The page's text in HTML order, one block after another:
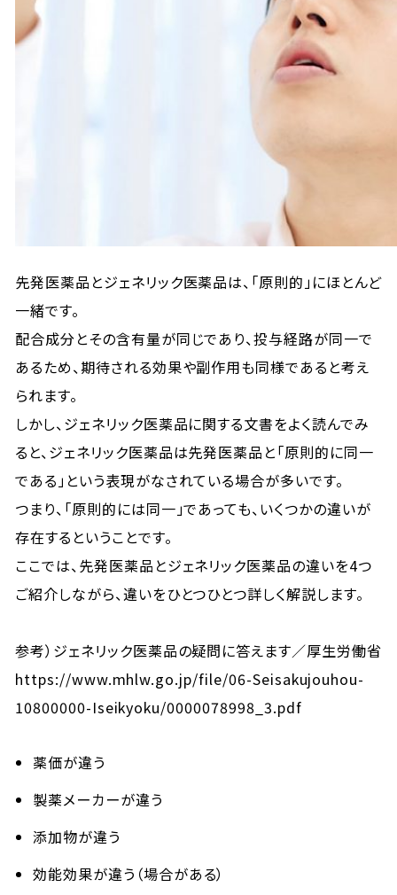
先発医薬品とジェネリック医薬品は、「原則的」にほとんど
一緒です。
配合成分とその含有量が同じであり、投与経路が同一で
あるため、期待される効果や副作用も同様であると考え
られます。
しかし、ジェネリック医薬品に関する文書をよく読んでみ
ると、ジェネリック医薬品は先発医薬品と「原則的に同一
である」という表現がなされている場合が多いです。
つまり、「原則的には同一」であっても、いくつかの違いが
存在するということです。
ここでは、先発医薬品とジェネリック医薬品の違いを4つ
ご紹介しながら、違いをひとつひとつ詳しく解説します。
参考）ジェネリック医薬品の疑問に答えます／厚生労働省
https://www.mhlw.go.jp/file/06-Seisakujouhou-
10800000-Iseikyoku/0000078998_3.pdf
薬価が違う
製薬メーカーが違う
添加物が違う
効能効果が違う（場合がある）